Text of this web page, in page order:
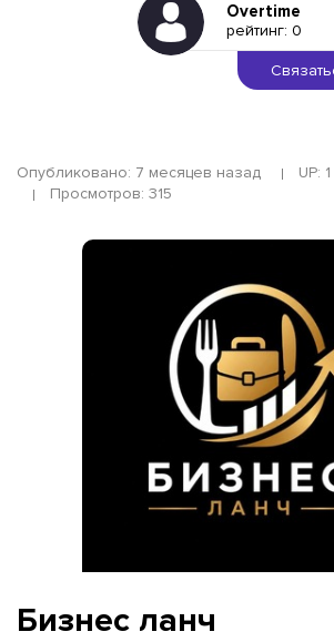
Overtime
рейтинг: 0
Опубликовано: 7 месяцев назад
UP:
Просмотров: 315
Бизнес ланч